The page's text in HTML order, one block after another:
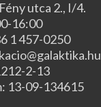
utca 2., I/4.
16:00
1 457-0250
2-13
13-09-134615